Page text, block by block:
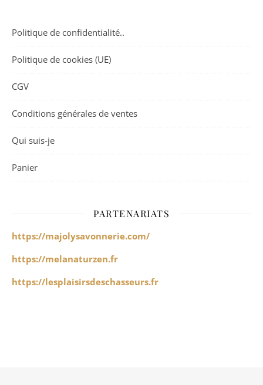
Politique de confidentialité..
Politique de cookies (UE)
CGV
Conditions générales de ventes
Qui suis-je
Panier
PARTENARIATS
https://majolysavonnerie.com/
https://melanaturzen.fr
https://lesplaisirsdeschasseurs.fr